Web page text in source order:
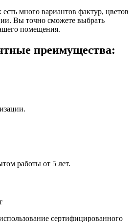
много вариантов фактур, цветов
Вы точно сможете выбрать
помещения.
преимущества:
работы от 5 лет.
сертифицированного